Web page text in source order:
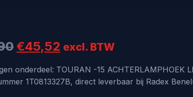
Oorspronkelijke
prijs
was:
€45,52 Huidige
prijs
is:
excl. BTW
onderdeel: TOURAN -15 ACHTERLAMPHOEK
1T0813327B, direct leverbaar bij Radex